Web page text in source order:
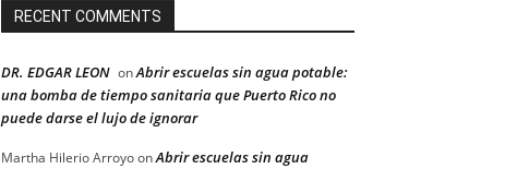
RECENT COMMENTS
DR. EDGAR LEON onAbrir escuelas sin agua potable:
una bomba de tiempo sanitaria que Puerto Rico no
puede darse el lujo de ignorar
Martha Hilerio ArroyoonAbrir escuelas sin agua